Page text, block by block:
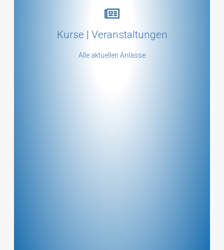
Kurse | Veranstaltungen
Alle aktuellen Anlässe
Kursübersicht